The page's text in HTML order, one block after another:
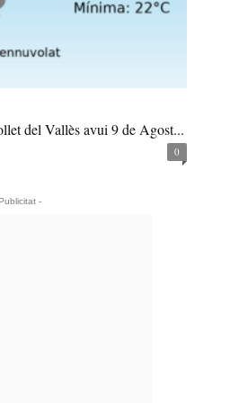
del Vallès avui 9 de Agost...
0
-